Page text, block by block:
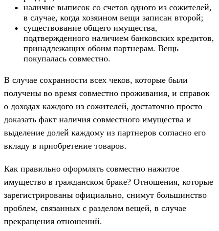
наличие выписок со счетов одного из сожителей,
в случае, когда хозяином вещи записан второй;
существование общего имущества,
подтвержденного наличием банковских кредитов,
принадлежащих обоим партнерам. Вещь
покупалась совместно.
В случае сохранности всех чеков, которые были
получены во время совместно проживания, и справок
о доходах каждого из сожителей, достаточно просто
доказать факт наличия совместного имущества и
выделение долей каждому из партнеров согласно его
вкладу в приобретение товаров.
Как правильно оформлять совместно нажитое
имущество в гражданском браке? Отношения, которые
зарегистрированы официально, снимут большинство
проблем, связанных с разделом вещей, в случае
прекращения отношений.